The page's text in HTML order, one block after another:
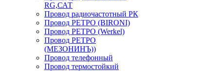
RG,САТ
Провод радиочастотный РК
Провод РЕТРО (BIRONI)
Провод РЕТРО (Werkel)
Провод РЕТРО
(МЕЗОНИНЪ))
Провод телефонный
Провод термостойкий